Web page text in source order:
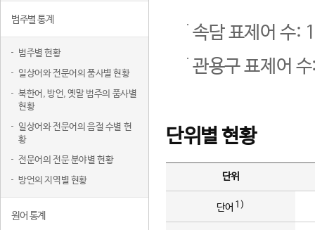
범주별 통계
범주별 현황
일상어와 전문어의 품사별 현황
북한어, 방언, 옛말 범주의 품사별
현황
일상어와 전문어의 음절 수별 현
황
전문어의 전문 분야별 현황
방언의 지역별 현황
원어 통계
속담 표제어 수:
관용구 표제어
단위별 현황
단위
단어 1)